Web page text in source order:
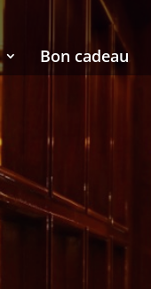
Bon cadeau